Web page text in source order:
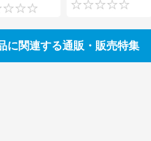
4 0
に関連する通販・販売特集